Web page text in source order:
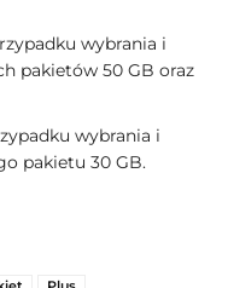
wybrania i
pakietów 50 GB oraz
wybrania i
pakietu 30 GB.